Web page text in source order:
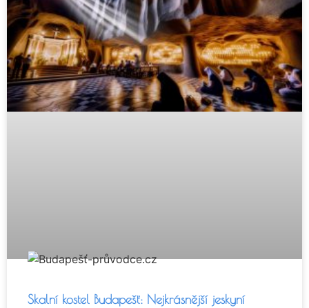
Skalní kostel Budapešť: Nejkrásnější jeskyní